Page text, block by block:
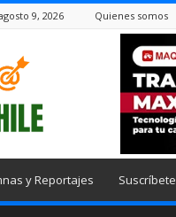
9, 2026 Quienes somos
y Reportajes Suscríbete